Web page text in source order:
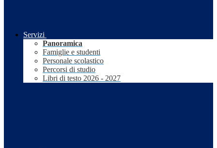
Servizi
Panoramica
Famiglie e studenti
Personale scolastico
Percorsi di studio
Libri di testo 2026 - 2027